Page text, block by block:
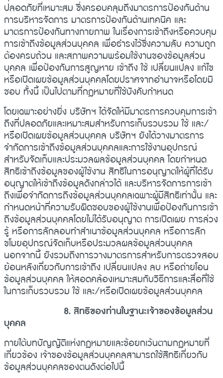
ปลอดภัยที่เหมาะสม ซึ่งครอบคลุมถึงมาตรการป้องกันด้าน
การบริหารจัดการ มาตรการป้องกันด้านเทคนิค และ
มาตรการป้องกันทางกายภาพ ในเรื่องการเข้าถึงหรือควบคุม
การเข้าถึงข้อมูลส่วนบุคคล เพื่อธำรงไว้ซึ่งความลับ ความถูก
ต้องครบถ้วน และสภาพความพร้อมใช้งานของข้อมูลส่วน
บุคคล เพื่อป้องกันการสูญหาย เข้าถึง ใช้ เปลี่ยนแปลง แก้ไข
หรือเปิดเผยข้อมูลส่วนบุคคลโดยปราศจากอำนาจหรือโดยมิ
ชอบ ทั้งนี้ เป็นไปตามที่กฎหมายที่ใช้บังคับกำหนด
โดยเฉพาะอย่างยิ่ง บริษัทฯ ได้จัดให้มีมาตรการควบคุมการเข้า
ถึงที่ปลอดภัยและเหมาะสมสำหรับการเก็บรวบรวม ใช้ และ/
หรือเปิดเผยข้อมูลส่วนบุคคล บริษัทฯ ยังได้วางมาตรการ
จำกัดการเข้าถึงข้อมูลส่วนบุคคลและการใช้งานอุปกรณ์
สำหรับจัดเก็บและประมวลผลข้อมูลส่วนบุคคล โดยกำหนด
สิทธิเข้าถึงข้อมูลของผู้ใช้งาน สิทธิในการอนุญาตให้ผู้ที่ได้รับ
อนุญาตให้เข้าถึงข้อมูลดังกล่าวได้ และบริหารจัดการการเข้า
ถึงเพื่อจำกัดการถึงข้อมูลส่วนบุคคลเฉพาะผู้มีสิทธิเท่านั้น และ
กำหนดหน้าที่ความรับผิดชอบของผู้ใช้งานเพื่อป้องกันการเข้า
ถึงข้อมูลส่วนบุคคลโดยไม่ได้รับอนุญาต การเปิดเผย การล่วง
รู้ หรือการลักลอบทำสำเนาข้อมูลส่วนบุคคล หรือการลัก
ขโมยอุปกรณ์จัดเก็บหรือประมวลผลข้อมูลส่วนบุคคล
นอกจากนี้ ยังรวมถึงการวางมาตรการสำหรับการตรวจสอบ
ย้อนหลังเกี่ยวกับการเข้าถึง เปลี่ยนแปลง ลบ หรือถ่ายโอน
ข้อมูลส่วนบุคคล ให้สอดคล้องเหมาะสมกับวิธีการและสื่อที่ใช้
ในการเก็บรวบรวม ใช้ และ/หรือเปิดเผยข้อมูลส่วนบุคคล
8. สิทธิของท่านในฐานะเจ้าของข้อมูลส่วน
บุคคล
ภายใต้บทบัญญัติแห่งกฎหมายและข้อยกเว้นตามกฎหมายที่
เกี่ยวข้อง เจ้าของข้อมูลส่วนบุคคลสามารถใช้สิทธิเกี่ยวกับ
ข้อมูลส่วนบุคคลของตนดังต่อไปนี้